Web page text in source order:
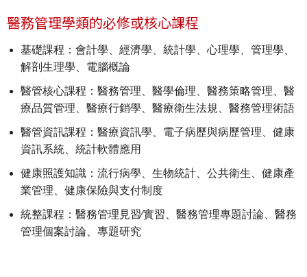
醫務管理學類的必修或核心課程
基礎課程：會計學、經濟學、統計學、心理學、管理學、
解剖生理學、電腦概論
醫管核心課程：醫務管理、醫學倫理、醫務策略管理、醫
療品質管理、醫療行銷學、醫療衛生法規、醫務管理術語
醫管資訊課程：醫療資訊學、電子病歷與病歷管理、健康
資訊系統、統計軟體應用
健康照護知識：流行病學、生物統計、公共衛生、健康產
業管理、健康保險與支付制度
統整課程：醫務管理見習∕實習、醫務管理專題討論、醫務
管理個案討論、專題研究